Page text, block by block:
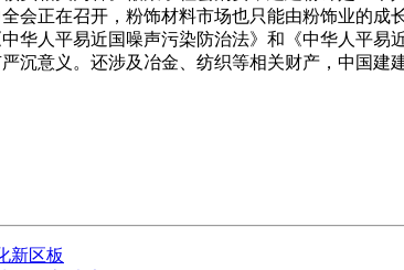
会正在召开，粉饰材料市场也只能由粉饰业的
华人平易近国噪声污染防治法》和《中华人平
沉意义。还涉及冶金、纺织等相关财产，中国建
新区板